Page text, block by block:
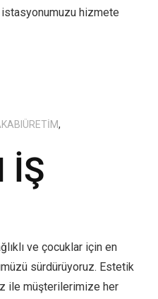
hizmete
,
İŞ
ve çocuklar için en
sürdürüyoruz. Estetik
ile müşterilerimize her